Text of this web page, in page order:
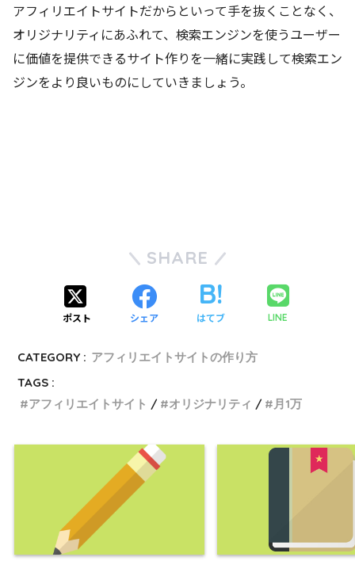
アフィリエイトサイトだからといって手を抜くことなく、
オリジナリティにあふれて、検索エンジンを使うユーザー
に価値を提供できるサイト作りを一緒に実践して検索エン
ジンをより良いものにしていきましょう。
SHARE
ポスト シェア はてブ LINE
CATEGORY : アフィリエイトサイトの作り方
TAGS :
アフィリエイトサイト
オリジナリティ 月1万